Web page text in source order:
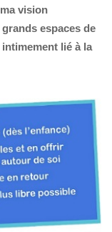
vision
espaces de
lié à la